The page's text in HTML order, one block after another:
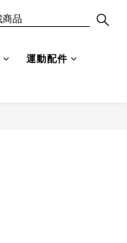
運動配件